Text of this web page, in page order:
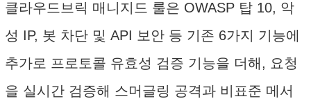
클라우드브릭 매니지드 룰은 OWASP 탑 10, 악
성 IP, 봇 차단 및 API 보안 등 기존 6가지 기능에
추가로 프로토콜 유효성 검증 기능을 더해, 요청
을 실시간 검증해 스머글링 공격과 비표준 메서